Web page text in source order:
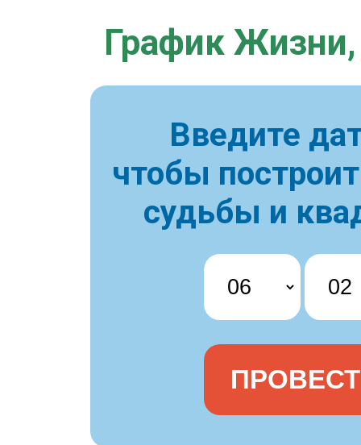
График Жизни,
Введите
чтобы
судьбы и